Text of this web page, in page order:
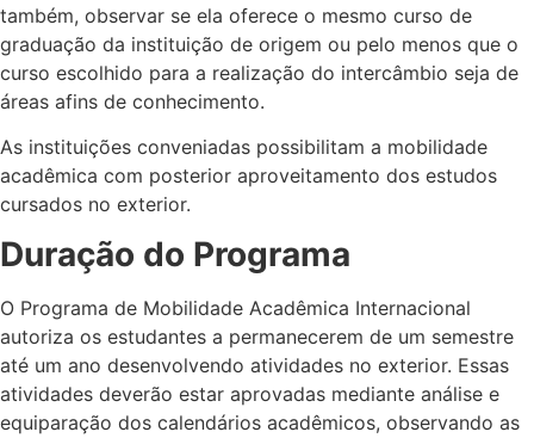
também, observar se ela oferece o mesmo curso de
graduação da instituição de origem ou pelo menos que o
curso escolhido para a realização do intercâmbio seja de
áreas afins de conhecimento.
As instituições conveniadas possibilitam a mobilidade
acadêmica com posterior aproveitamento dos estudos
cursados no exterior.
Duração do Programa
O Programa de Mobilidade Acadêmica Internacional
autoriza os estudantes a permanecerem de um semestre
até um ano desenvolvendo atividades no exterior. Essas
atividades deverão estar aprovadas mediante análise e
equiparação dos calendários acadêmicos, observando as